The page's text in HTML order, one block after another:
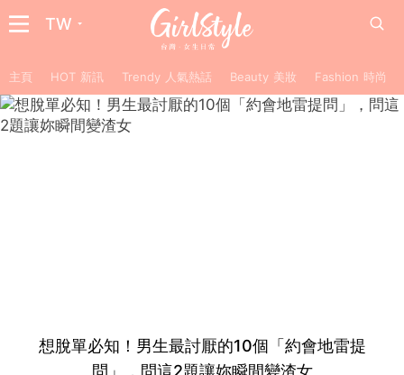
TW
主頁 HOT 新訊 Trendy 人氣熱話 Beauty 美妝 Fashion 時尚
想脫單必知！男生最討厭的10個「約會地雷提
問」，問這2題讓妳瞬間變渣女